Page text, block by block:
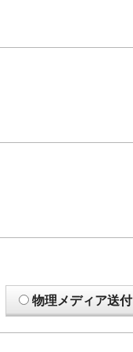
物理メディア送付